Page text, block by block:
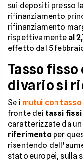
sui depositi presso
rifinanziamento
rifinanziamento
rispettivamente al
effetto dal 5
Tasso
divario si
Se i mutui con
fronte dei tassi fissi
caratterizzate da
riferimentoper
risentendo
stato europei, sulla